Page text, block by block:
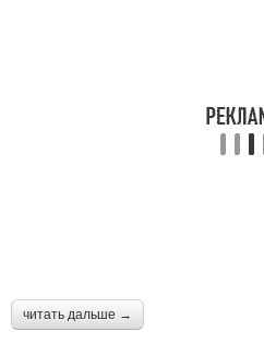
читать дальше →